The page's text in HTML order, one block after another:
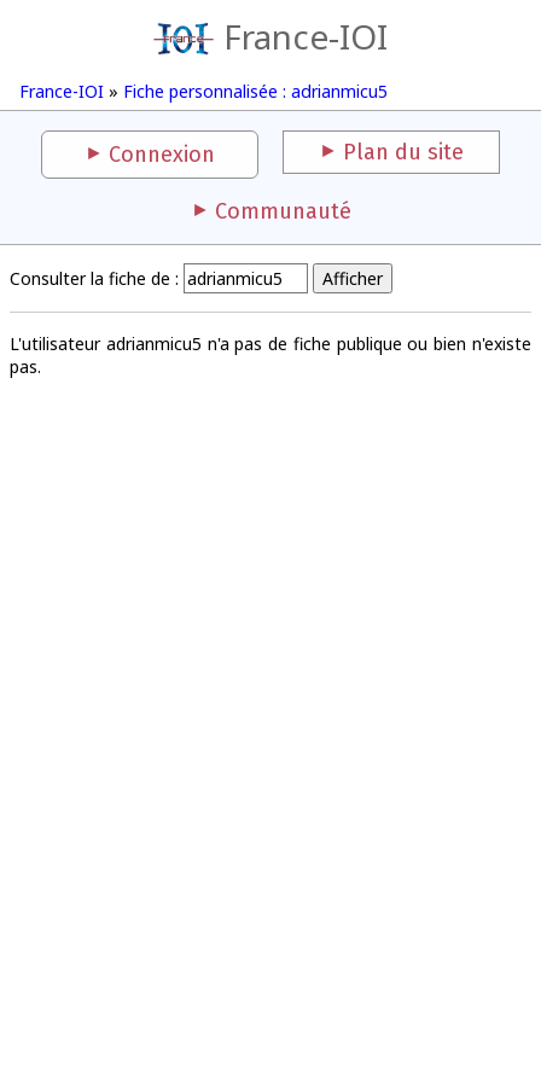
France-IOI
France-IOI » Fiche personnalisée : adrianmicu5
Connexion Plan du site
Communauté
Consulter la fiche de :
L'utilisateur adrianmicu5 n'a pas de fiche publique ou bien n'existe
pas.